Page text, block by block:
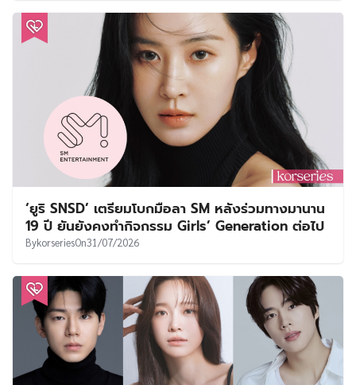
‘ยูริ SNSD’ เตรียมโบกมือลา SM หลังร่วมทางมานาน
19 ปี ยันยังคงทำกิจกรรม Girls’ Generation ต่อไป
BykorseriesOn31/07/2026